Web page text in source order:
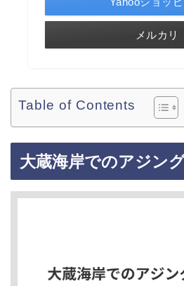
メルカリ
Table of Contents
大蔵海岸でのアジン